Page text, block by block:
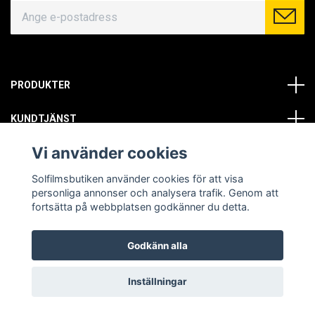
PRODUKTER
KUNDTJÄNST
OM OSS
SOCIALA MEDIER
© Copyright 2026 Solfilmsbutiken. All rights reserved.
Vi använder cookies
Solfilmsbutiken använder cookies för att visa
personliga annonser och analysera trafik. Genom att
fortsätta på webbplatsen godkänner du detta.
Godkänn alla
Inställningar